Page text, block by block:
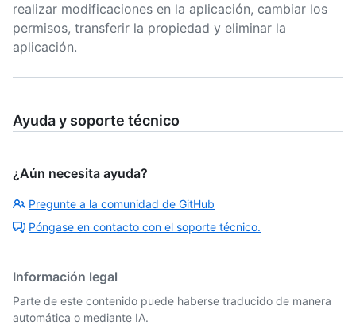
realizar modificaciones en la aplicación, cambiar los
permisos, transferir la propiedad y eliminar la
aplicación.
Ayuda y soporte técnico
¿Aún necesita ayuda?
Pregunte a la comunidad de GitHub
Póngase en contacto con el soporte técnico.
Información legal
Parte de este contenido puede haberse traducido de manera
automática o mediante IA.